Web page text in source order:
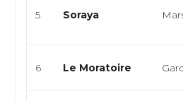
5 Soraya
6 Le Moratoire